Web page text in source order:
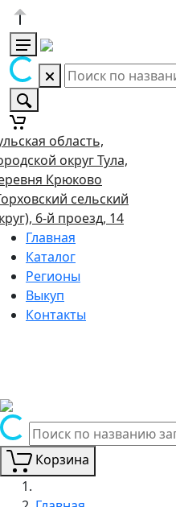
область,
округ Тула,
Крюково
сельский
6-й проезд, 14
Главная
Каталог
Регионы
Выкуп
Контакты
Корзина